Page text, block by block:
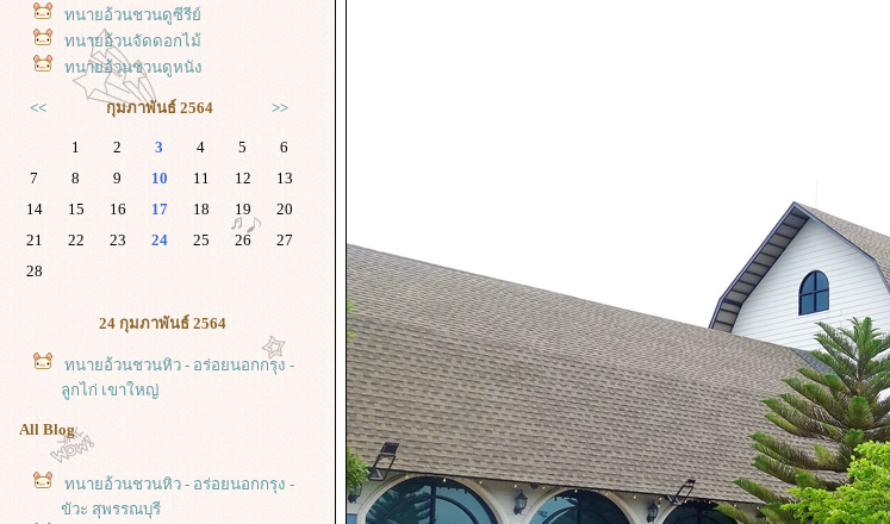
ทนายอ้วนชวนดูซีรีย์
ทนายอ้วนจัดดอกไม้
ทนายอ้วนชวนดูหนัง
<< กุมภาพันธ์ 2564 >>
1 2 3 4 5
6
7
8 9 10 11 12
13
14
15 16 17 18 19
20
21
22 23 24 25 26
27
28
24 กุมภาพันธ์ 2564
ทนายอ้วนชวนหิว - อร่อยนอกกรุง -
ลูกไก่ เขาใหญ่
All Blog
ทนายอ้วนชวนหิว - อร่อยนอกกรุง -
ขัวะ สุพรรณบุรี